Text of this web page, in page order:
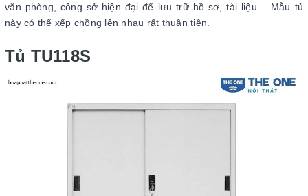
văn phòng, công sở hiện đại để lưu trữ hồ sơ, tài liệu… Mẫu tủ
này có thể xếp chồng lên nhau rất thuận tiện.
Tủ TU118S